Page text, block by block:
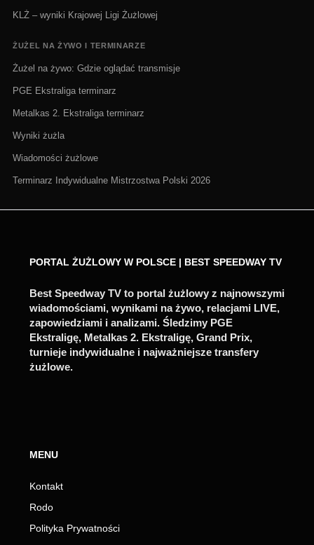
KLŻ – wyniki Krajowej Ligi Żużlowej
ŻUŻEL NA ŻYWO I TERMINARZE
Żużel na żywo: Gdzie oglądać transmisje
PGE Ekstraliga terminarz
Metalkas 2. Ekstraliga terminarz
Wyniki żużla
Wiadomości żużlowe
Terminarz Indywidualne Mistrzostwa Polski 2026
PORTAL ŻUŻLOWY W POLSCE | BEST SPEEDWAY TV
Best Speedway TV to portal żużlowy z najnowszymi
wiadomościami, wynikami na żywo, relacjami LIVE,
zapowiedziami i analizami. Śledzimy PGE
Ekstraligę, Metalkas 2. Ekstraligę, Grand Prix,
turnieje indywidualne i najważniejsze transfery
żużlowe.
MENU
Kontakt
Rodo
Polityka Prywatności